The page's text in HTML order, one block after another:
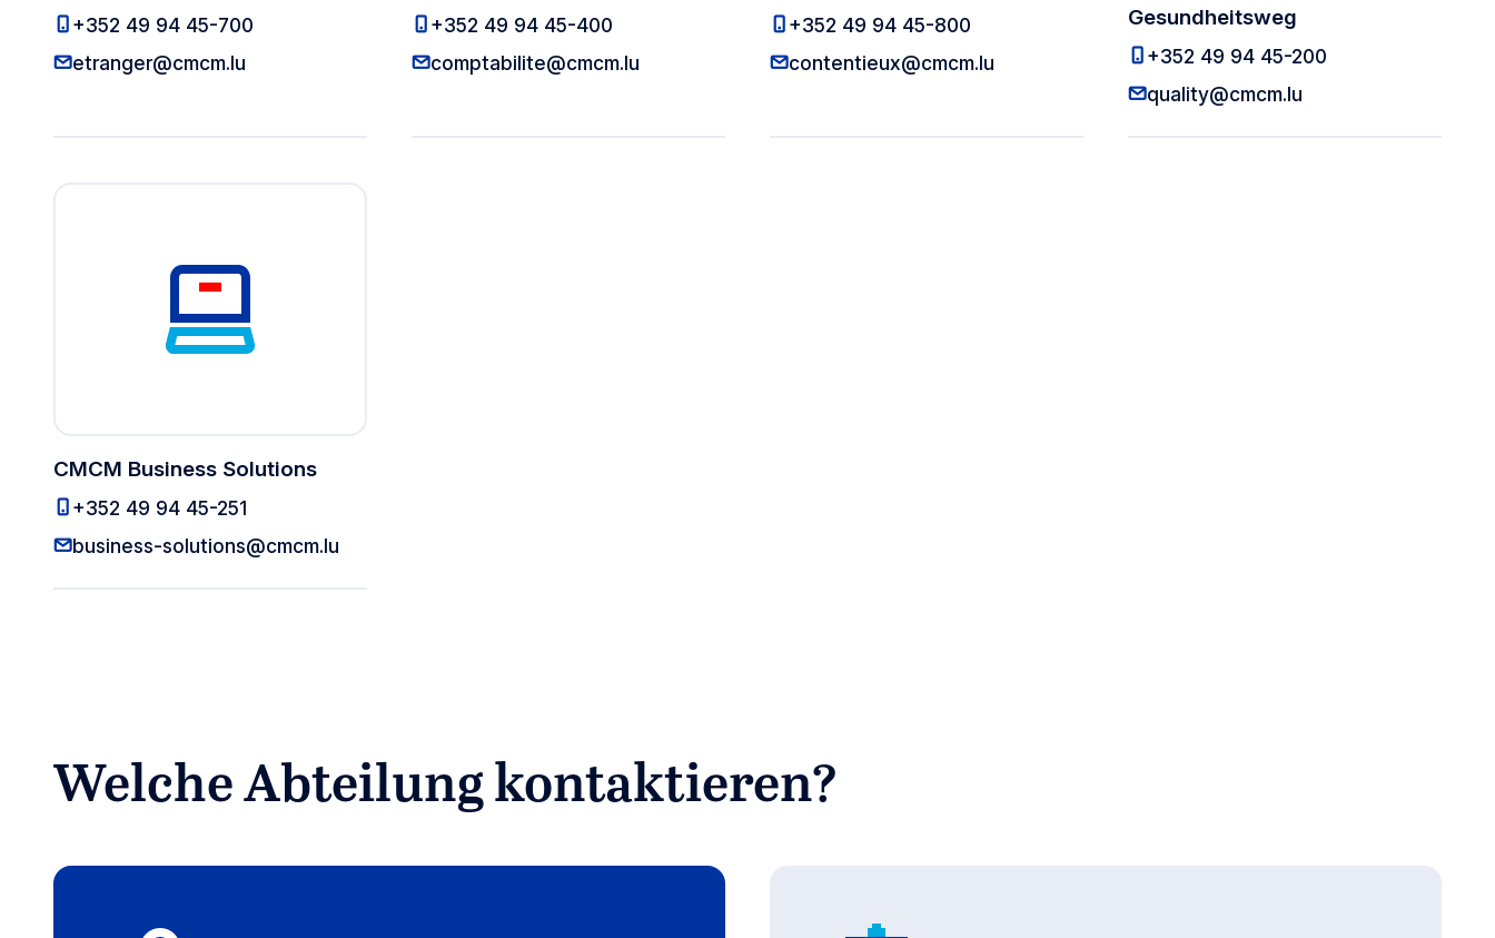
+352 49 94 45-700 Auslandsabteilung
etranger@cmcm.lu Auslandsabteilung
+352 49 94 45-400 Buchhaltungsabteilung
comptabilite@cmcm.lu Buchhaltungsabteilung
+352 49 94 45-800
contentieux@cmcm.lu Inkassoabteilung
Gesundheitsweg
+352 49 94 45-200
quality@cmcm.lu
CMCM Business Solutions
+352 49 94 45-251
business-solutions@cmcm.lu
Welche Abteilung kontaktieren?